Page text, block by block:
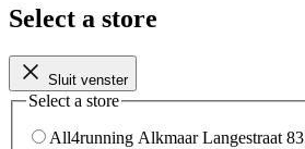
Select a store
Sluit venster
Select a store
All4running Alkmaar Langestraat 83